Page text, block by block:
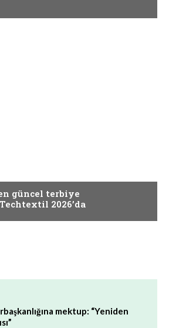
güncel terbiye
2026’da
mektup: “Yeniden